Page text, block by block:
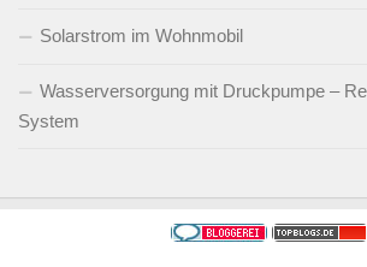
Solarstrom im Wohnmobil
Wasserversorgung mit Druckpumpe –
System